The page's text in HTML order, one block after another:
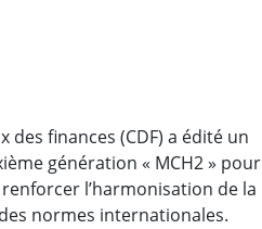
des finances (CDF) a édité un
génération « MCH2 » pour
l’harmonisation de la
normes internationales.